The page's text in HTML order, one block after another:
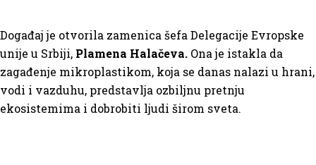
Događaj je otvorila zamenica šefa Delegacije Evropske
unije u Srbiji, Plamena Halačeva. Ona je istakla da
zagađenje mikroplastikom, koja se danas nalazi u hrani,
vodi i vazduhu, predstavlja ozbiljnu pretnju
ekosistemima i dobrobiti ljudi širom sveta.